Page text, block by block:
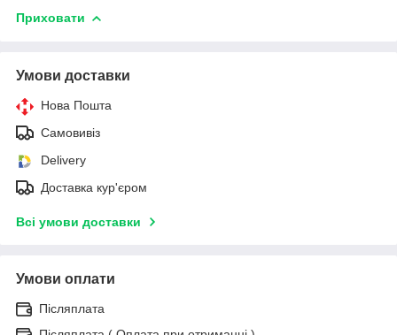
Приховати
Умови доставки
Нова Пошта
Самовивіз
Delivery
Доставка кур'єром
Всі умови доставки
Умови оплати
Післяплата